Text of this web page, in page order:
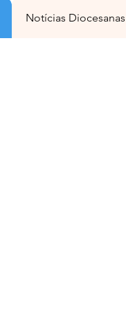
Notícias Diocesanas